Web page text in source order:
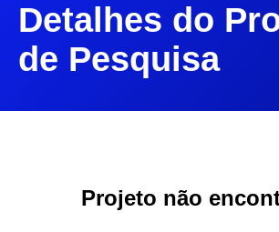
Detalhes do
de Pesquisa
Projeto não